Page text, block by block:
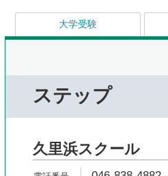
大学受験
ステップ
久里浜スクール